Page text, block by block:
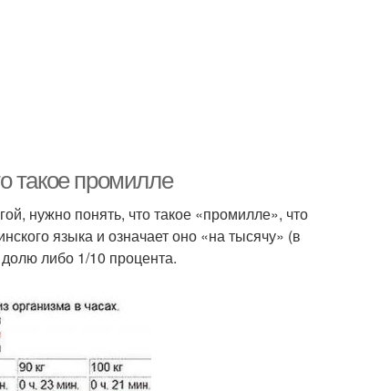
такое промилле
нужно понять, что такое «промилле», что
языка и означает оно «на тысячу» (в
либо 1/10 процента.